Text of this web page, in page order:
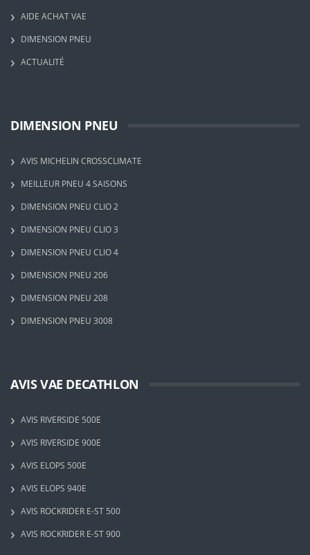
AIDE ACHAT VAE
DIMENSION PNEU
ACTUALITÉ
DIMENSION PNEU
AVIS MICHELIN CROSSCLIMATE
MEILLEUR PNEU 4 SAISONS
DIMENSION PNEU CLIO 2
DIMENSION PNEU CLIO 3
DIMENSION PNEU CLIO 4
DIMENSION PNEU 206
DIMENSION PNEU 208
DIMENSION PNEU 3008
AVIS VAE DECATHLON
AVIS RIVERSIDE 500E
AVIS RIVERSIDE 900E
AVIS ELOPS 500E
AVIS ELOPS 940E
AVIS ROCKRIDER E-ST 500
AVIS ROCKRIDER E-ST 900